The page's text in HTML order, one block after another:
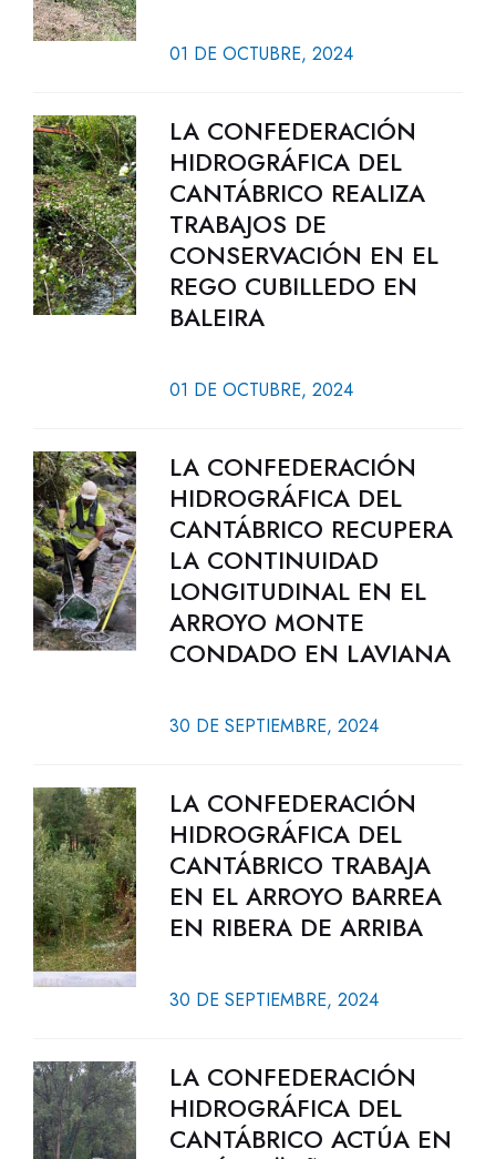
01 DE OCTUBRE, 2024
LA CONFEDERACIÓN
HIDROGRÁFICA DEL
CANTÁBRICO REALIZA
TRABAJOS DE
CONSERVACIÓN EN EL
REGO CUBILLEDO EN
BALEIRA
01 DE OCTUBRE, 2024
LA CONFEDERACIÓN
HIDROGRÁFICA DEL
CANTÁBRICO RECUPERA
LA CONTINUIDAD
LONGITUDINAL EN EL
ARROYO MONTE
CONDADO EN LAVIANA
30 DE SEPTIEMBRE, 2024
LA CONFEDERACIÓN
HIDROGRÁFICA DEL
CANTÁBRICO TRABAJA
EN EL ARROYO BARREA
EN RIBERA DE ARRIBA
30 DE SEPTIEMBRE, 2024
LA CONFEDERACIÓN
HIDROGRÁFICA DEL
CANTÁBRICO ACTÚA EN